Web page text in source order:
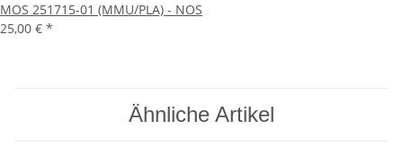
MOS 251715-01 (MMU/PLA) - NOS
25,00 € *
Ähnliche Artikel